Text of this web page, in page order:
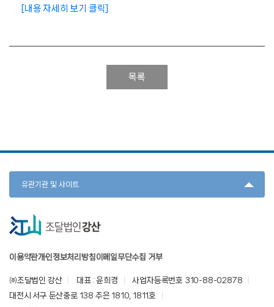
[내용 자세히 보기 클릭]
목록
이용약관개인정보처리방침이메일무단수집 거부
㈜조달법인 강산 대표 : 윤희경
사업자등록번호 310-88-02878
대전시 서구 둔산중로 138 주은 1810, 1811호
유관기관 및 사이트